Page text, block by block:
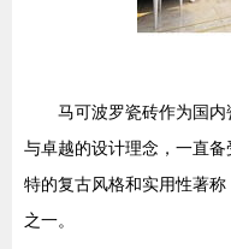
马可波罗瓷砖作为国
与卓越的设计理念，一直
特的复古风格和实用性著
之一。